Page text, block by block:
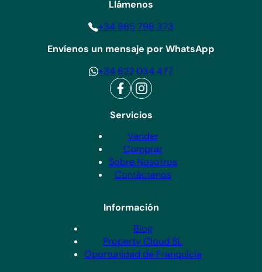
Servicios
Vender
Comprar
Sobre Nosotros
Contáctenos
Información
Blog
Property Cloud SL
Oportunidad de Franquicia
Llámenos
+34 865 798 373
Envíenos un mensaje por WhatsApp
+34 622 034 477